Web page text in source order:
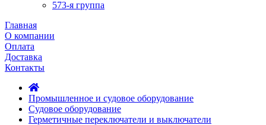
573-я группа
Главная
О компании
Оплата
Доставка
Контакты
Промышленное и судовое оборудование
Судовое оборудование
Герметичные переключатели и выключатели